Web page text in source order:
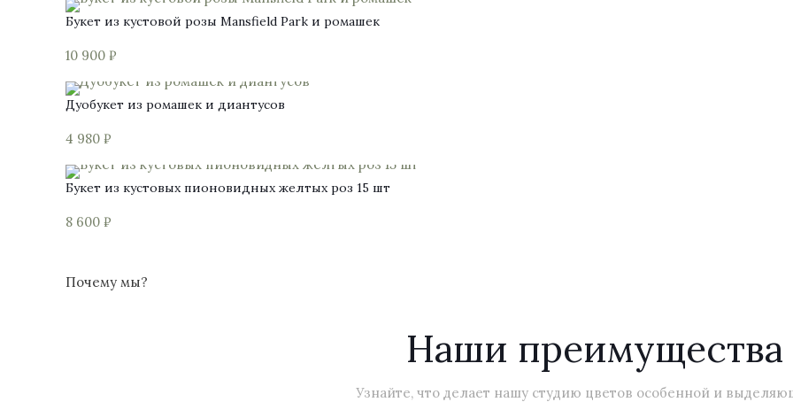
Букет из кустовой розы Mansfield Park и ромашек
10 900 ₽
Дуобукет из ромашек и диантусов
4 980 ₽
Букет из кустовых пионовидных желтых роз 15 шт
8 600 ₽
Почему мы?
Наши преимущества
Узнайте, что делает нашу студию цветов особенной и